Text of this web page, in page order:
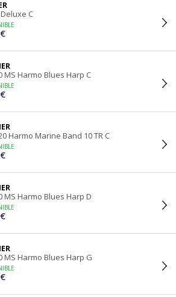
C
MS Harmo Blues Harp C
Harmo Marine Band 10 TR C
MS Harmo Blues Harp D
MS Harmo Blues Harp G